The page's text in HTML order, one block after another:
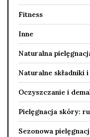
Fitness
Inne
Naturalna
Naturalne składniki
Oczyszczanie i
Pielęgnacja skóry:
Sezonowa